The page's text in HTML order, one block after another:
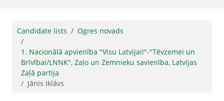
Candidate lists Ogres novads
1. Nacionālā apvienība "Visu Latvijai!"-"Tēvzemei un
Brīvībai/LNNK", Zaļo un Zemnieku savienība, Latvijas
Zaļā partija
Jānis Iklāvs